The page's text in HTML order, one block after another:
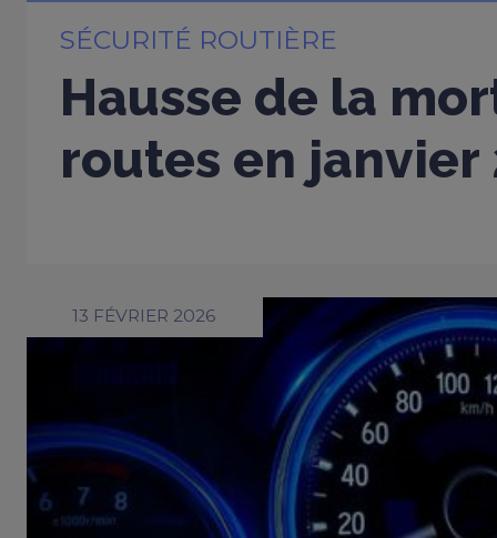
SÉCURITÉ ROUTIÈRE
Hausse de la
routes en janvier
13 FÉVRIER 2026